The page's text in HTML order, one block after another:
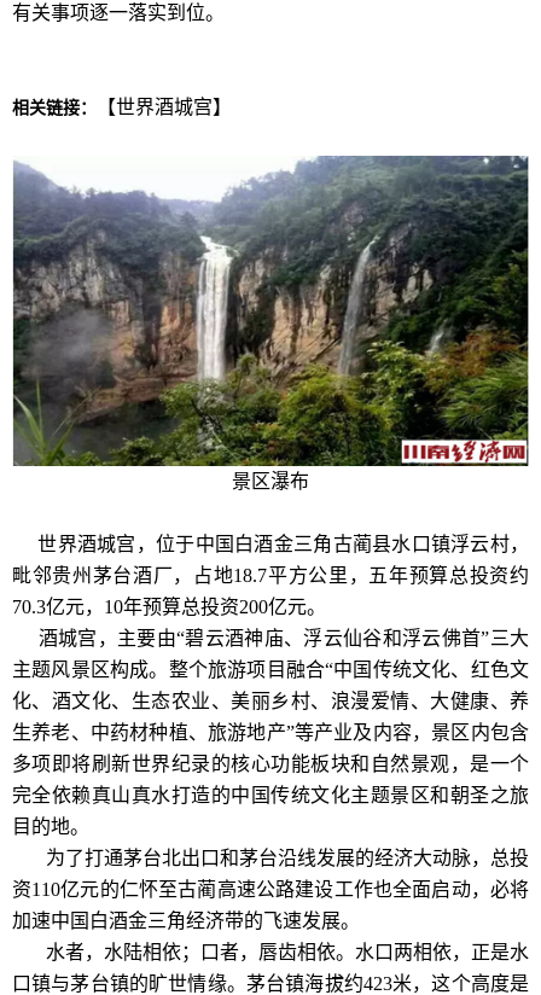
有关事项逐一落实到位。
相关链接： 【世界酒城宫】
景区瀑布
世界酒城宫，位于中国白酒金三角古蔺县水口镇浮云村，
毗邻贵州茅台酒厂，占地18.7平方公里，五年预算总投资约
70.3亿元，10年预算总投资200亿元。
酒城宫，主要由“碧云酒神庙、浮云仙谷和浮云佛首”三大
主题风景区构成。整个旅游项目融合“中国传统文化、红色文
化、酒文化、生态农业、美丽乡村、浪漫爱情、大健康、养
生养老、中药材种植、旅游地产”等产业及内容，景区内包含
多项即将刷新世界纪录的核心功能板块和自然景观，是一个
完全依赖真山真水打造的中国传统文化主题景区和朝圣之旅
目的地。
为了打通茅台北出口和茅台沿线发展的经济大动脉，总投
资110亿元的仁怀至古蔺高速公路建设工作也全面启动，必将
加速中国白酒金三角经济带的飞速发展。
水者，水陆相依；口者，唇齿相依。水口两相依，正是水
口镇与茅台镇的旷世情缘。茅台镇海拔约423米，这个高度是